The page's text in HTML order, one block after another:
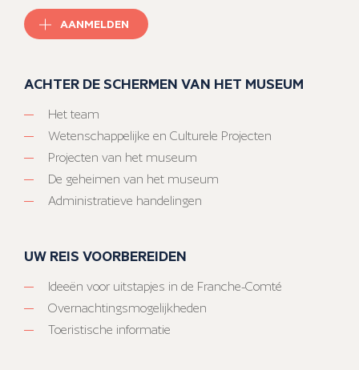
AANMELDEN
ACHTER DE SCHERMEN VAN HET MUSEUM
Het team
Wetenschappelijke en Culturele Projecten
Projecten van het museum
De geheimen van het museum
Administratieve handelingen
UW REIS VOORBEREIDEN
Ideeën voor uitstapjes in de Franche-Comté
Overnachtingsmogelijkheden
Toeristische informatie